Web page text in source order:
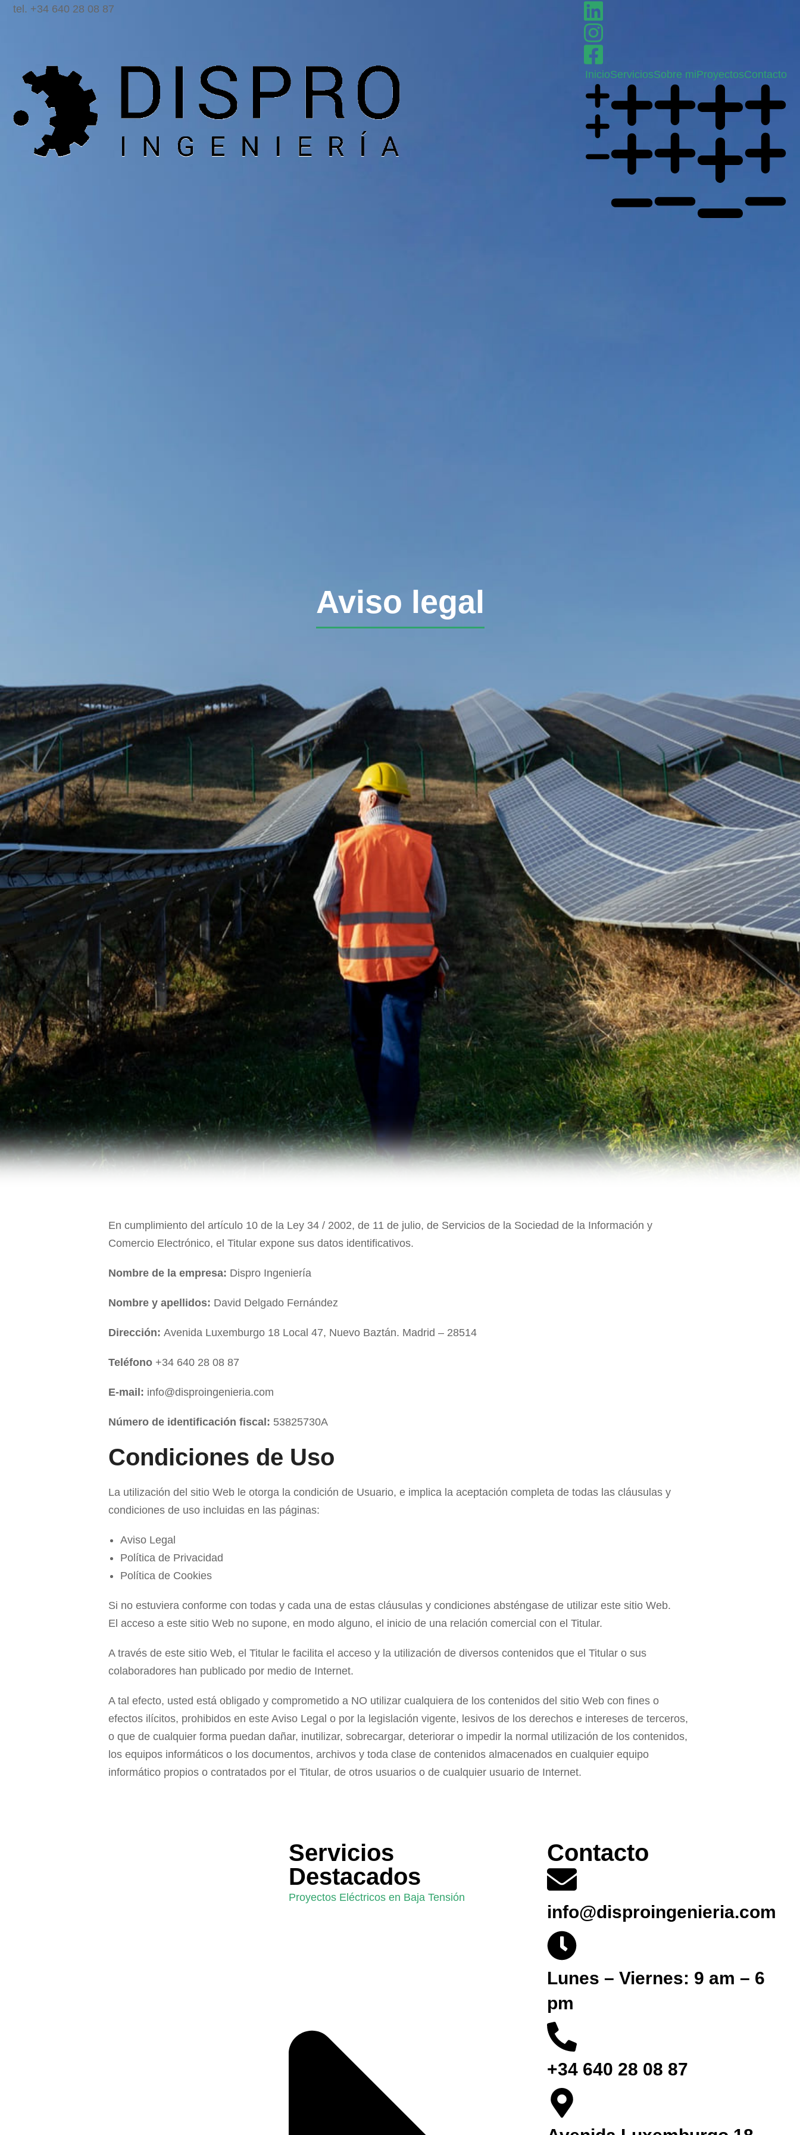
tel. +34 640 28 08 87
InicioServiciosSobre miProyectosContacto
Aviso legal
En cumplimiento del artículo 10 de la Ley 34 / 2002, de 11 de julio, de Servicios de la Sociedad de la Información y
Comercio Electrónico, el Titular expone sus datos identificativos.
Nombre de la empresa: Dispro Ingeniería
Nombre y apellidos: David Delgado Fernández
Dirección: Avenida Luxemburgo 18 Local 47, Nuevo Baztán. Madrid – 28514
Teléfono +34 640 28 08 87
E-mail: info@disproingenieria.com
Número de identificación fiscal: 53825730A
Condiciones de Uso
La utilización del sitio Web le otorga la condición de Usuario, e implica la aceptación completa de todas las cláusulas y
condiciones de uso incluidas en las páginas:
Aviso Legal
Política de Privacidad
Política de Cookies
Si no estuviera conforme con todas y cada una de estas cláusulas y condiciones absténgase de utilizar este sitio Web.
El acceso a este sitio Web no supone, en modo alguno, el inicio de una relación comercial con el Titular.
A través de este sitio Web, el Titular le facilita el acceso y la utilización de diversos contenidos que el Titular o sus
colaboradores han publicado por medio de Internet.
A tal efecto, usted está obligado y comprometido a NO utilizar cualquiera de los contenidos del sitio Web con fines o
efectos ilícitos, prohibidos en este Aviso Legal o por la legislación vigente, lesivos de los derechos e intereses de terceros,
o que de cualquier forma puedan dañar, inutilizar, sobrecargar, deteriorar o impedir la normal utilización de los contenidos,
los equipos informáticos o los documentos, archivos y toda clase de contenidos almacenados en cualquier equipo
informático propios o contratados por el Titular, de otros usuarios o de cualquier usuario de Internet.
Servicios
Destacados
Proyectos Eléctricos en Baja Tensión
Contacto
info@disproingenieria.com
Lunes – Viernes: 9 am – 6
pm
+34 640 28 08 87